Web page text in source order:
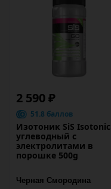
2 590 ₽
51.8 баллов
Изотоник SiS Isotonic
углеводный с
электролитами в
порошке 500g